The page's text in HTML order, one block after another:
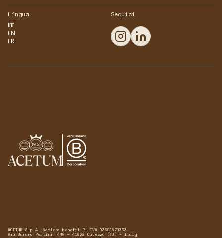
Lingua
IT
EN
FR
Seguici
ACETUM S.p.A. Società benefit P. IVA 03593570363
Via Sandro Pertini, 440 — 41032 Cavezzo (MO) – Italy